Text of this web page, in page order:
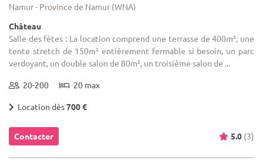
Namur - Province de Namur (WNA)
Château
Salle des fêtes : La location comprend une terrasse de 400m², une
tente stretch de 150m² entièrement fermable si besoin, un parc
verdoyant, un double salon de 80m², un troisième salon de ...
20-200 20 max
Location dès700 €
Contacter 5.0 (3)